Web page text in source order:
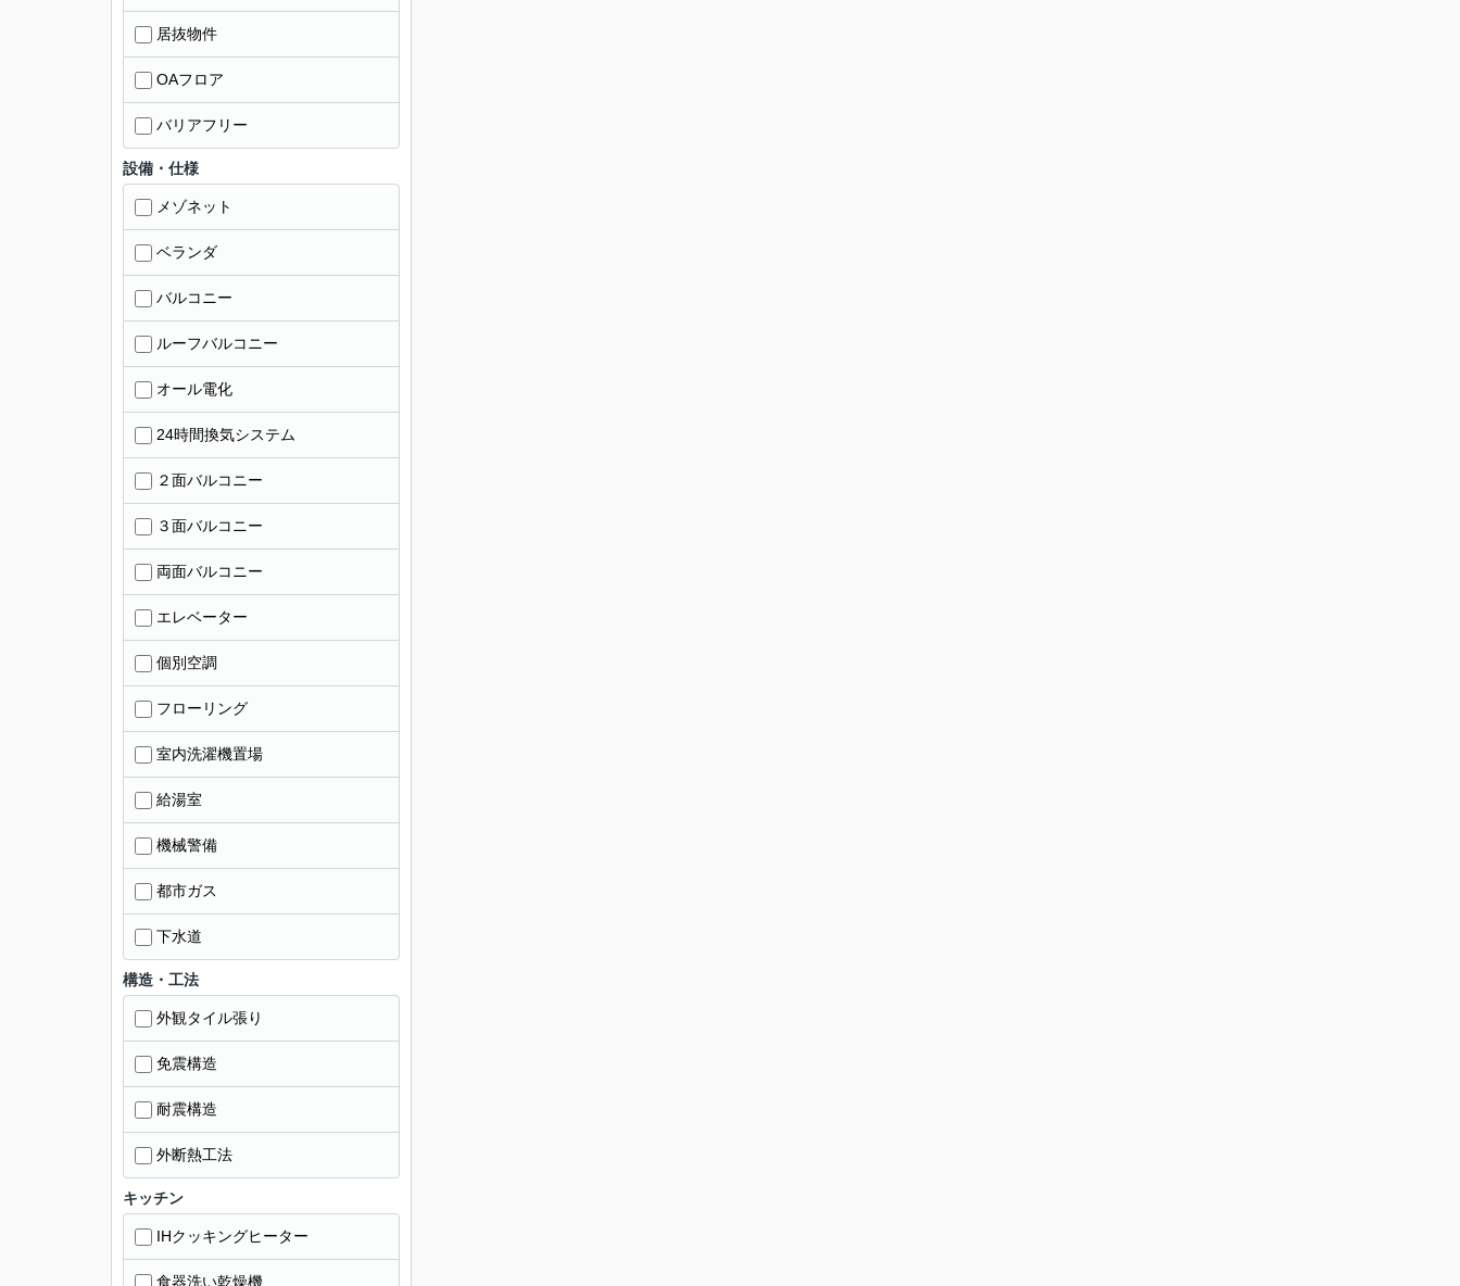
居抜物件
OAフロア
バリアフリー
設備・仕様
メゾネット
ベランダ
バルコニー
ルーフバルコニー
オール電化
24時間換気システム
２面バルコニー
３面バルコニー
両面バルコニー
エレベーター
個別空調
フローリング
室内洗濯機置場
給湯室
機械警備
都市ガス
下水道
構造・工法
外観タイル張り
免震構造
耐震構造
外断熱工法
キッチン
IHクッキングヒーター
食器洗い乾燥機